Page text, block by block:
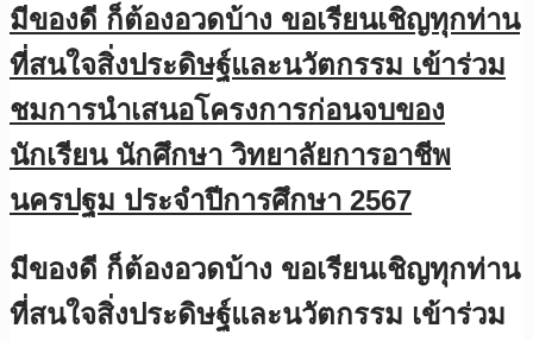
มีของดี ก็ต้องอวดบ้าง ขอเรียนเชิญทุกท่าน
ที่สนใจสิ่งประดิษฐ์และนวัตกรรม เข้าร่วม
ชมการนำเสนอโครงการก่อนจบของ
นักเรียน นักศึกษา วิทยาลัยการอาชีพ
นครปฐม ประจำปีการศึกษา 2567
มีของดี ก็ต้องอวดบ้าง ขอเรียนเชิญทุกท่าน
ที่สนใจสิ่งประดิษฐ์และนวัตกรรม เข้าร่วม